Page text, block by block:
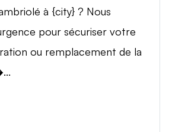
à {city} ? Nous
pour sécuriser votre
ou remplacement de la